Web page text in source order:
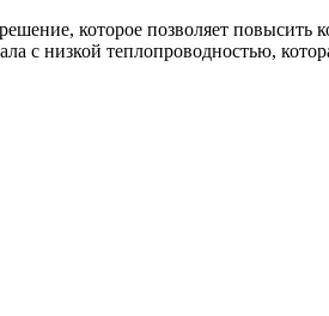
которое позволяет
с низкой теплопроводностью,